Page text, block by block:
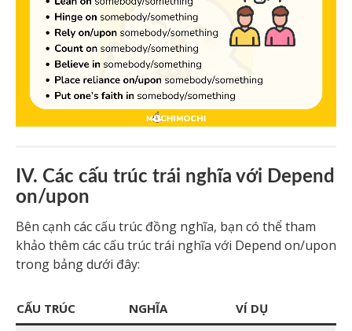
IV. Các cấu trúc trái nghĩa với Depend
on/upon
Bên cạnh các cấu trúc đồng nghĩa, bạn có thể tham
khảo thêm các cấu trúc trái nghĩa với Depend on/upon
trong bảng dưới đây:
CẤU TRÚC NGHĨA VÍ DỤ